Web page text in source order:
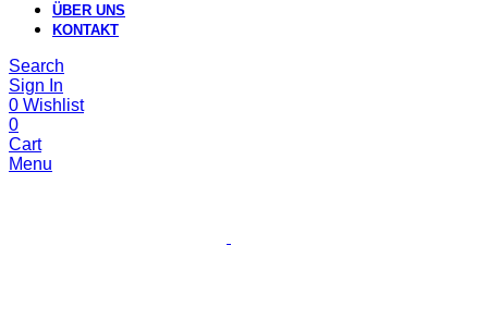
ÜBER UNS
KONTAKT
Search
Sign In
0 Wishlist
0
Cart
Menu